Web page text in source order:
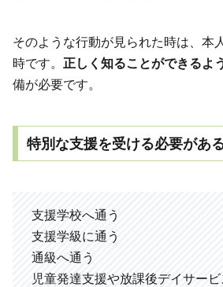
そのような行動が見られた時は、本
時です。 正しく知ることができるよ
備が必要です。
特別な支援を受ける必要があ
支援学校へ通う
支援学級に通う
通級へ通う
児童発達支援や放課後デイサー